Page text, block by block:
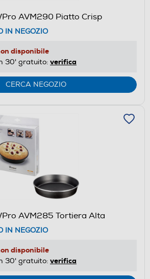
AVM290 Piatto Crisp
IN NEGOZIO
disponibile
30' gratuito: verifica
CERCA NEGOZIO
AVM285 Tortiera Alta
IN NEGOZIO
disponibile
30' gratuito: verifica